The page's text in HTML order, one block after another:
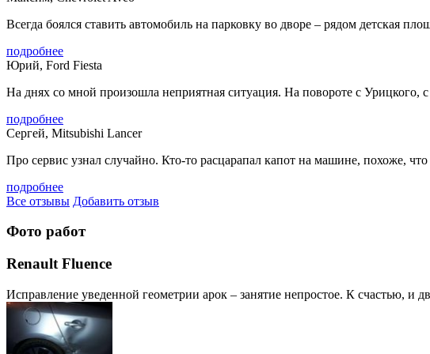
Всегда боялся ставить автомобиль на парковку во дворе – рядом детская
подробнее
Юрий, Ford Fiesta
На днях со мной произошла неприятная ситуация. На повороте с Урицкого,
подробнее
Сергей, Mitsubishi Lancer
Про сервис узнал случайно. Кто-то расцарапал капот на машине, похоже,
подробнее
Все отзывы Добавить отзыв
Фото работ
Renault Fluence
Исправление уведенной геометрии арок – занятие непростое. К счастью, и